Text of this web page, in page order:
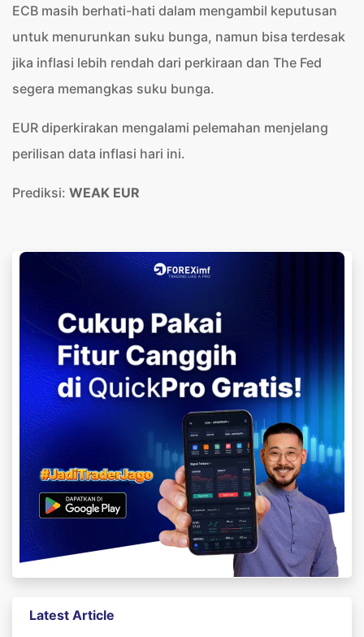
ECB masih berhati-hati dalam mengambil keputusan
untuk menurunkan suku bunga, namun bisa terdesak
jika inflasi lebih rendah dari perkiraan dan The Fed
segera memangkas suku bunga.
EUR diperkirakan mengalami pelemahan menjelang
perilisan data inflasi hari ini.
Prediksi: WEAK EUR
Latest Article